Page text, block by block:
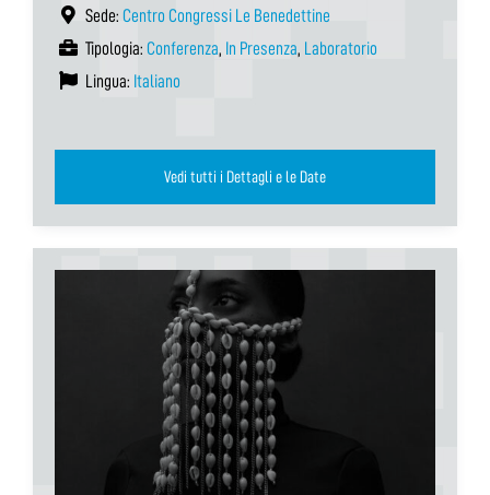
Sede: Centro Congressi Le Benedettine
Tipologia: Conferenza, In Presenza, Laboratorio
Lingua: Italiano
Vedi tutti i Dettagli e le Date